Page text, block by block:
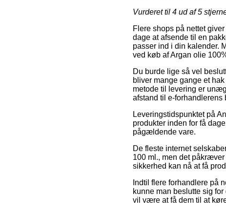
Vurderet til 4 ud af 5
Flere shops på nettet
dage at afsende til en
passer ind i din kalender.
ved køb af Argan olie
Du burde lige så vel
bliver mange gange et
metode til levering er
afstand til e-forhandlerens
Leveringstidspunktet på
produkter inden for få
pågældende vare.
De fleste internet
100 ml., men det
sikkerhed kan nå at få
Indtil flere forhandlere på
kunne man beslutte sig
vil være at få dem til at